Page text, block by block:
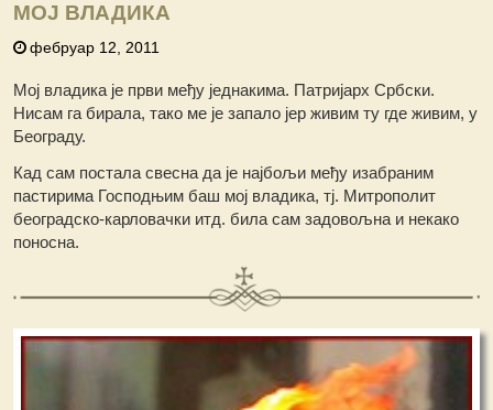
МОЈ ВЛАДИКА
фебруар 12, 2011
Мој владика је први међу једнакима. Патријарх Србски.
Нисам га бирала, тако ме је запало јер живим ту где живим, у
Београду.
Кад сам постала свесна да је најбољи међу изабраним
пастирима Господњим баш мој владика, тј. Митрополит
београдско-карловачки итд. била сам задовољна и некако
поносна.